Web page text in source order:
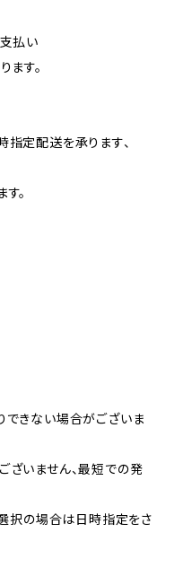
払い
ます。
定配送を承ります、
。
きない場合がございま
いません、最短での発
択の場合は日時指定をさ